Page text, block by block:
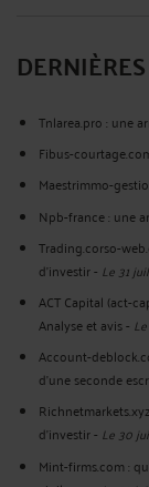
Tnlarea.pro : une
Fibus-
Maestrimmo-
Npb-france : une
Trading.corso-
d'investir- Le 31
ACT Capital (act-
Analyse et avis-
Account-
d'une seconde
d’investir- Le 30
Mint-firms.com :